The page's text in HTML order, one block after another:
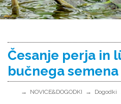
Česanje perja in
bučnega semena
NOVICE&DOGODKI Dogodki